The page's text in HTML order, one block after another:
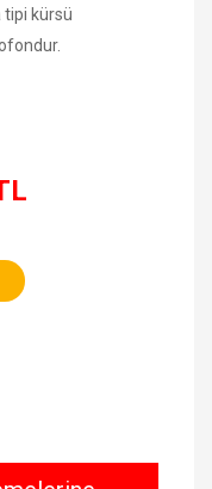
tipi kürsü